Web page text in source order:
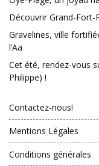
Découvrir Grand-
Gravelines, ville
l’Aa
Cet été, rendez-vous
Philippe) !
Contactez-nous!
Mentions Légales
Conditions générales